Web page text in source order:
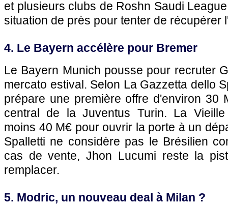
et plusieurs clubs de Roshn Saudi
situation de près pour tenter de récupérer
4. Le Bayern accélère pour Bremer
Le Bayern Munich pousse pour recruter
mercato estival. Selon La Gazzetta dello
prépare une première offre d'environ 30
central de la Juventus Turin. La
moins 40 M€ pour ouvrir la porte à un
Spalletti ne considère pas le Brésilien
cas de vente, Jhon Lucumi reste la
remplacer.
5. Modric, un nouveau deal à Milan ?